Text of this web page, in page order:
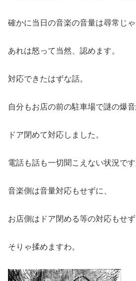
確かに当日の音楽の音量は尋常じゃ
あれは怒って当然、認めます。
対応できたはずな話。
自分もお店の前の駐車場で謎の爆音
ドア閉めて対応しました。
電話も話も一切聞こえない状況です
音楽側は音量対応もせずに、
お店側はドア閉める等の対応もせず
そりゃ揉めますわ。